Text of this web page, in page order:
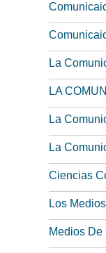
La
LA
La
La
Ciencias
Los
Medios